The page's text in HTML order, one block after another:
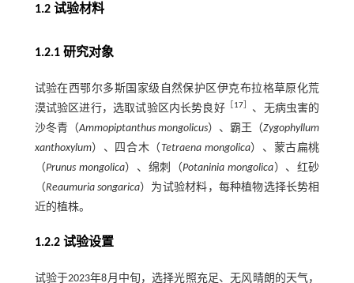
1.2 试验材料
1.2.1 研究对象
试验在西鄂尔多斯国家级自然保护区伊克布拉格草原化荒
漠试验区进行，选取试验区内长势良好
17
、无病虫害的
沙冬青（Ammopiptanthus mongolicus）、霸王（Zygophyllum
xanthoxylum）、四合木（Tetraena mongolica）、蒙古扁桃
（Prunus mongolica）、绵刺（Potaninia mongolica）、红砂
（Reaumuria songarica）为试验材料，每种植物选择长势相
近的植株。
1.2.2 试验设置
试验于2023年8月中旬，选择光照充足、无风晴朗的天气，